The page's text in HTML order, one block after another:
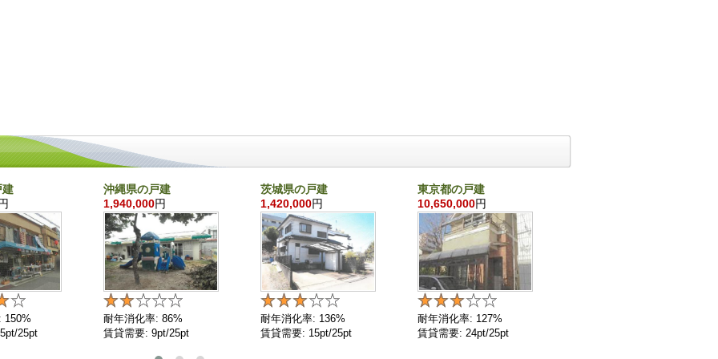
建
150%
25pt
沖縄県の戸建
1,940,000円
耐年消化率: 86%
賃貸需要: 9pt/25pt
茨城県の戸建
1,420,000円
耐年消化率: 136%
賃貸需要: 15pt/25pt
東京都の戸建
10,650,000円
耐年消化率: 127%
賃貸需要: 24pt/25pt